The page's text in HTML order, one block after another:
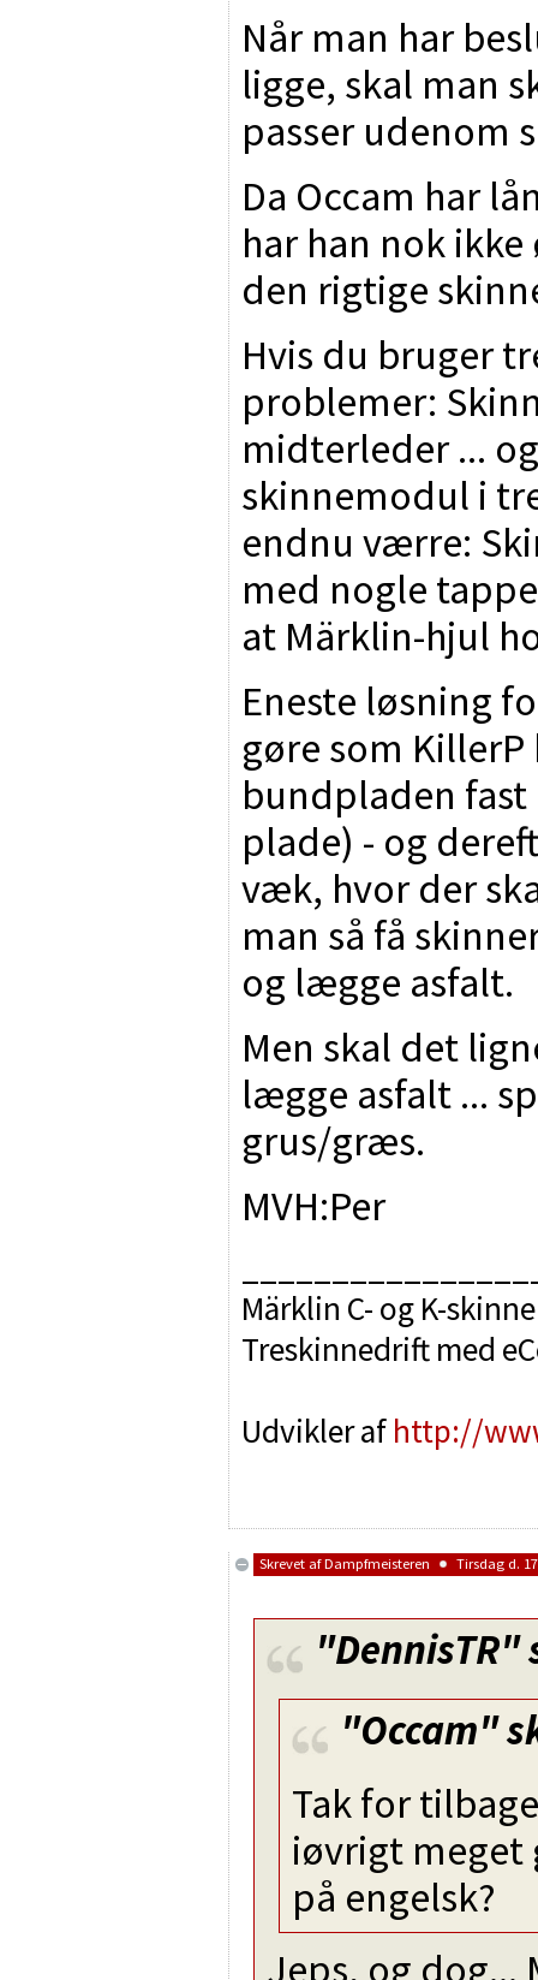
Når man har
ligge, skal man
passer udenom
Da Occam har
har han nok
den rigtige
Hvis du bruger
problemer:
midterleder ...
skinnemodul i
endnu værre:
med nogle
at Märklin-hjul
Eneste løsning
gøre som
bundpladen fast
plade) - og
væk, hvor der
man så få
og lægge asfalt.
Men skal det
lægge asfalt ...
grus/græs.
MVH:Per
Märklin C- og K-
Treskinnedrift med
Udvikler af http://
Skrevet afDampfmeisteren Tirsdag d.
"DennisTR"
"Occam"
Tak for
iøvrigt meget
på engelsk?
Jeps, og dog...